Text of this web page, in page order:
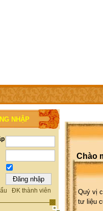
THÀNH VIÊN TRỢ GIÚP
NHẬP
ĐK thành viên
Chào
Quý vị
tư liệu